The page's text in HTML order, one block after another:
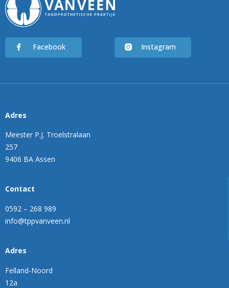
Facebook Instagram
Adres
Meester P.J. Troelstralaan
257
9406 BA Assen
Contact
0592 – 268 989
info@tppvanveen.nl
Adres
Felland-Noord
12a